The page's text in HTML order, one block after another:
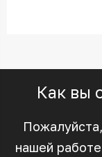
Как вы
нашей